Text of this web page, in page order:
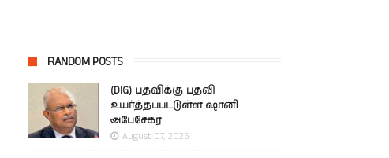
RANDOM POSTS
(DIG) பதவிக்கு பதவி
உயர்த்தப்பட்டுள்ள ஷானி
அபேசேகர
August 07, 2026